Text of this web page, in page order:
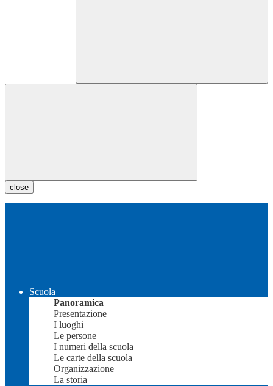
close
Scuola
Panoramica
Presentazione
I luoghi
Le persone
I numeri della scuola
Le carte della scuola
Organizzazione
La storia